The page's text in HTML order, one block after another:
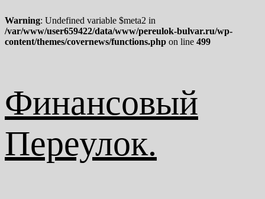
Warning: Undefined variable $meta2 in
/var/www/user659422/data/www/pereulok-bulvar.ru/wp-
content/themes/covernews/functions.php on line 499
к
содержимому
Финансовый
Переулок.